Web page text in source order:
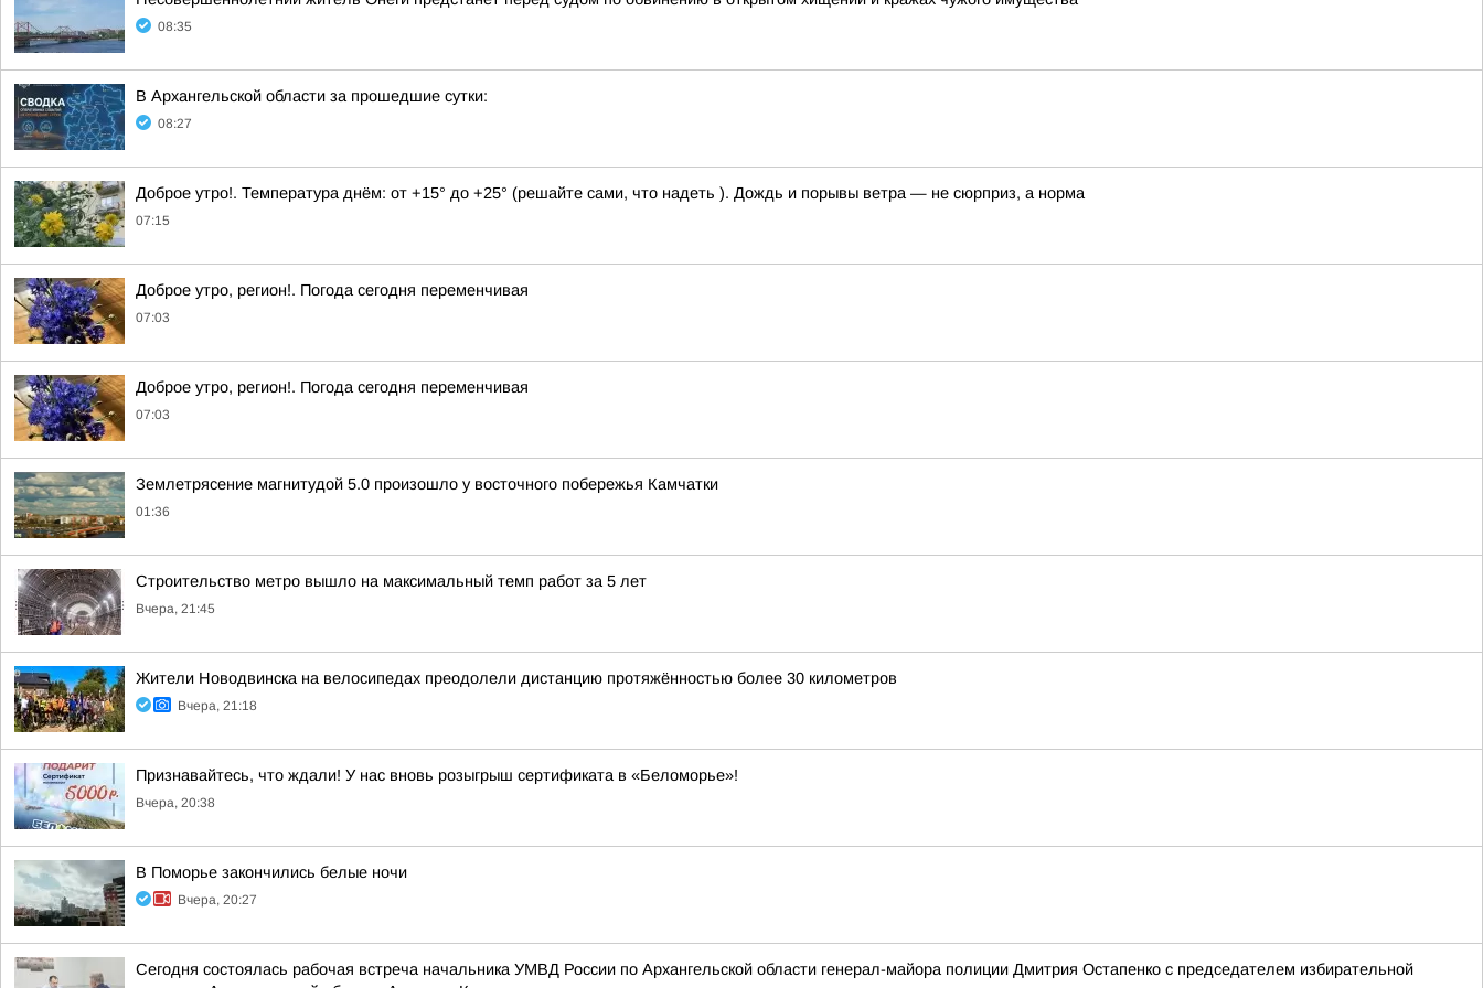
08:35
В Архангельской области за прошедшие сутки:
08:27
Доброе утро!. Температура днём: от +15° до +25° (решайте сами, что надеть ). Дождь и порывы ветра — не сюрприз, а норма
07:15
Доброе утро, регион!. Погода сегодня переменчивая
07:03
Доброе утро, регион!. Погода сегодня переменчивая
07:03
Землетрясение магнитудой 5.0 произошло у восточного побережья Камчатки
01:36
Строительство метро вышло на максимальный темп работ за 5 лет
Вчера, 21:45
Жители Новодвинска на велосипедах преодолели дистанцию протяжённостью более 30 километров
Вчера, 21:18
Признавайтесь, что ждали! У нас вновь розыгрыш сертификата в «Беломорье»!
Вчера, 20:38
В Поморье закончились белые ночи
Вчера, 20:27
Сегодня состоялась рабочая встреча начальника УМВД России по Архангельской области генерал-майора полиции Дмитрия Остапенко с председателем избирательной